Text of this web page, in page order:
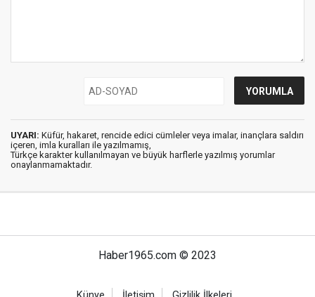
UYARI: Küfür, hakaret, rencide edici cümleler veya imalar, inançlara saldırı
içeren, imla kuralları ile yazılmamış,
Türkçe karakter kullanılmayan ve büyük harflerle yazılmış yorumlar
onaylanmamaktadır.
Haber1965.com © 2023